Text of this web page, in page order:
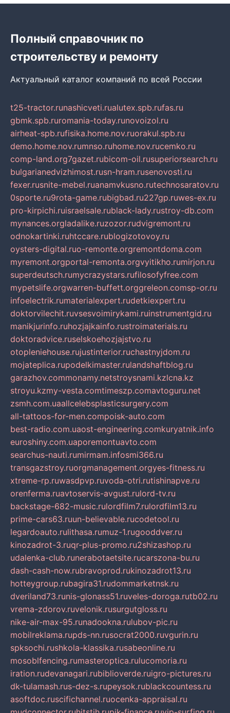
Полный справочник по
строительству и ремонту
Актуальный каталог компаний по всей России
t25-tractor.runashicveti.rualutex.spb.rufas.ru
gbmk.spb.ruromania-today.runovoizol.ru
airheat-spb.rufisika.home.nov.ruorakul.spb.ru
demo.home.nov.rumnso.ruhome.nov.rucemko.ru
comp-land.org7gazet.rubicom-oil.rusuperiorsearch.ru
bulgarianedvizhimost.rusn-hram.rusenovosti.ru
fexer.rusnite-mebel.ruanamvkusno.rutechnosaratov.ru
0sporte.ru9rota-game.rubigbad.ru227gp.ruwes-ex.ru
pro-kirpichi.ruisraelsale.rublack-lady.rustroy-db.com
mynances.orgladalike.ruzozor.rudvigremont.ru
odnokartinki.ruhtccare.rublogizotovoy.ru
oysters-digital.ruo-remonte.orgremontdoma.com
myremont.orgportal-remonta.orgvyitikho.rumirjon.ru
superdeutsch.rumycrazystars.rufilosofyfree.com
mypetslife.orgwarren-buffett.orggreleon.comsp-or.ru
infoelectrik.rumaterialexpert.rudetkiexpert.ru
doktorvilechit.ruvsesvoimirykami.ruinstrumentgid.ru
manikjurinfo.ruhozjajkainfo.rustroimaterials.ru
doktoradvice.ruselskoehozjajstvo.ru
otopleniehouse.rujustinterior.ruchastnyjdom.ru
mojateplica.rupodelkimaster.rulandshaftblog.ru
garazhov.commonamy.netstroysnami.kzlcna.kz
stroyu.kzmy-vesta.comtimeszp.comavtoguru.net
zsmh.com.uaallcelebsplasticsurgery.com
all-tattoos-for-men.compoisk-auto.com
best-radio.com.uaost-engineering.comkuryatnik.info
euroshiny.com.uaporemontuavto.com
searchus-nauti.rumirmam.infosmi366.ru
transgazstroy.ruorgmanagement.orgyes-fitness.ru
xtreme-rp.ruwasdpvp.ruvoda-otri.rutishinapve.ru
orenferma.ruavtoservis-avgust.rulord-tv.ru
backstage-682-music.rulordfilm7.rulordfilm13.ru
prime-cars63.ruun-believable.rucodetool.ru
legardoauto.rulithasa.rumuz-1.rugooddver.ru
kinozadrot-3.ruqr-plus-promo.ru2shizashop.ru
udalenka-club.runerabotaetsite.rucarszona-bu.ru
dash-cash-now.rubravoprod.rukinozadrot13.ru
hotteygroup.rubagira31.rudommarketnsk.ru
dveriland73.runis-glonass51.ruveles-doroga.rutb02.ru
vrema-zdorov.ruvelonik.rusurgutgloss.ru
nike-air-max-95.runadookna.rulubov-pic.ru
mobilreklama.rupds-nn.rusocrat2000.ruvgurin.ru
spksochi.rushkola-klassika.rusabeonline.ru
mosoblfencing.rumasteroptica.rulucomoria.ru
iration.rudevanagari.rubiblioverde.ruigro-pictures.ru
dk-tulamash.rus-dez-s.rupeysok.rublackcountess.ru
asoftdoc.ruscifichannel.ruocenka-appraisal.ru